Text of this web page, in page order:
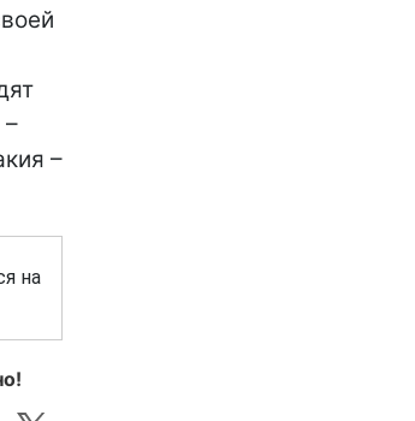
–
на